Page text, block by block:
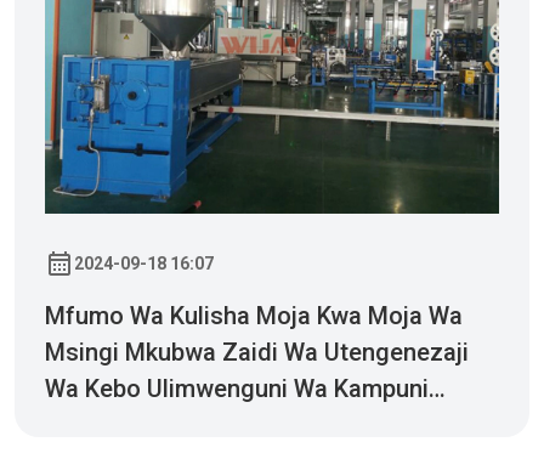
2024-09-18 16:07
Mfumo Wa Kulisha Moja Kwa Moja Wa
Msingi Mkubwa Zaidi Wa Utengenezaji
Wa Kebo Ulimwenguni Wa Kampuni